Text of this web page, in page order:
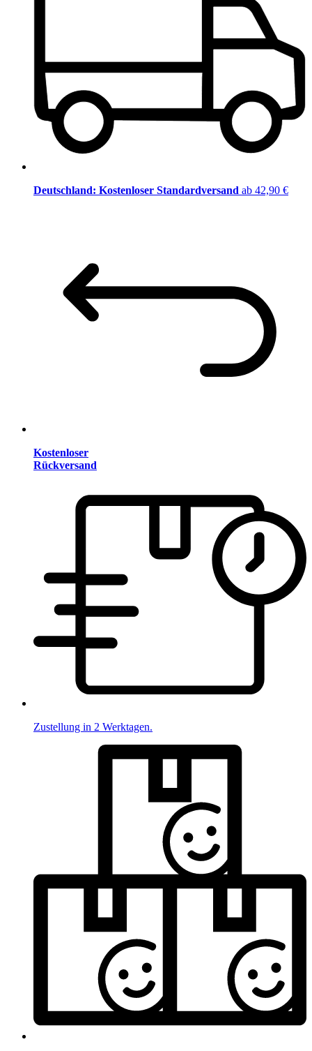
Deutschland: Kostenloser Standardversand ab 42,90 €
Kostenloser
Rückversand
Zustellung in 2 Werktagen.